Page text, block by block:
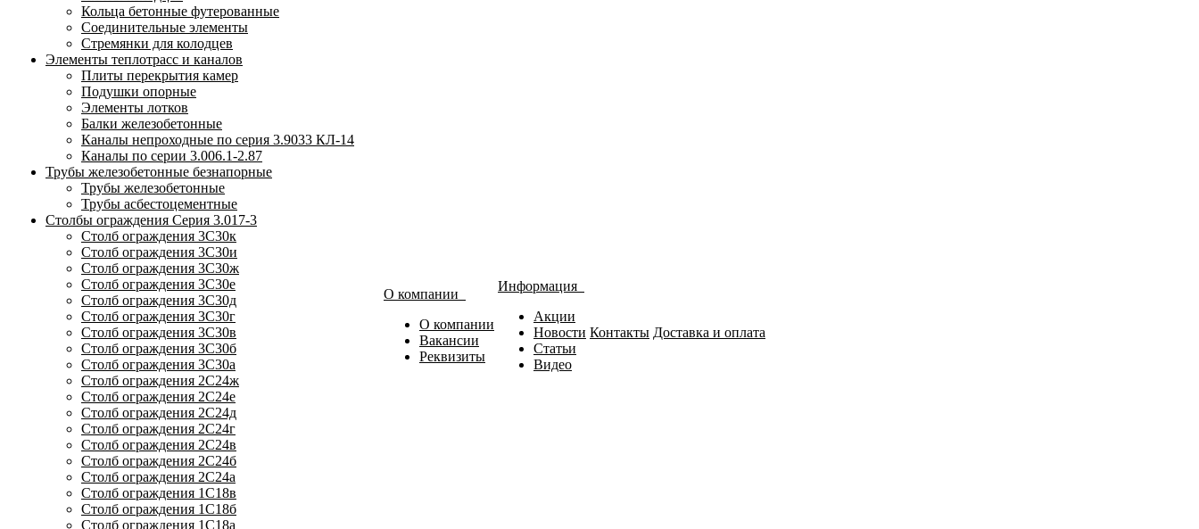
Кольца бетонные футерованные
Соединительные элементы
Стремянки для колодцев
Элементы теплотрасс и каналов
Плиты перекрытия камер
Подушки опорные
Элементы лотков
Балки железобетонные
Каналы непроходные по серия 3.9033 КЛ-14
Каналы по серии 3.006.1-2.87
Трубы железобетонные безнапорные
Трубы железобетонные
Трубы асбестоцементные
Столбы ограждения Серия 3.017-3
Столб ограждения 3С30к
Столб ограждения 3С30и
Столб ограждения 3С30ж
Столб ограждения 3С30е
Столб ограждения 3С30д
Столб ограждения 3С30г
Столб ограждения 3С30в
Столб ограждения 3С30б
Столб ограждения 3С30а
Столб ограждения 2С24ж
Столб ограждения 2С24е
Столб ограждения 2С24д
Столб ограждения 2С24г
Столб ограждения 2С24в
Столб ограждения 2С24б
Столб ограждения 2С24а
Столб ограждения 1С18в
Столб ограждения 1С18б
Столб ограждения 1С18а
О компании
О компании
Вакансии
Реквизиты
Информация
Акции
Новости
Статьи
Видео
Контакты Доставка и оплата